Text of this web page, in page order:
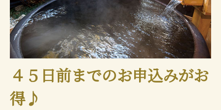
４５日前までのお申込みがお
得♪